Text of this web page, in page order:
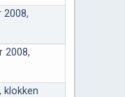
2008,
2008,
klokken